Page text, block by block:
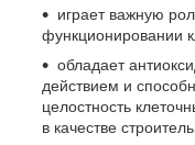
играет важную
функционировании
обладает
действием и
целостность
в качестве